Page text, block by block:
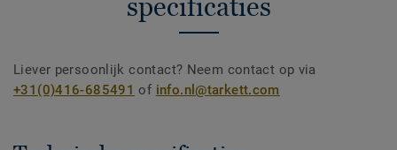
specificaties
Liever persoonlijk contact? Neem contact op via
+31(0)416-685491 of info.nl@tarkett.com